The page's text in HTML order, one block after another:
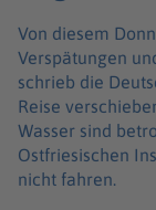
Von diesem
Verspätungen
schrieb die
Reise
Wasser sind
Ostfriesischen
nicht fahren.